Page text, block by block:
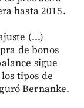
hasta 2015.
(...)
de bonos
sigue
tipos de
Bernanke.